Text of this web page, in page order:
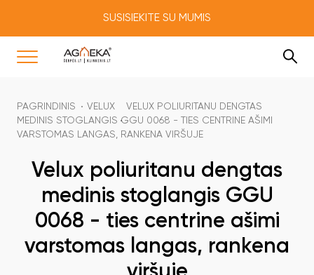
SUSISIEKITE SU MUMIS
PAGRINDINIS VELUX
VELUX POLIURITANU DENGTAS
MEDINIS STOGLANGIS GGU 0068 - TIES CENTRINE AŠIMI
VARSTOMAS LANGAS, RANKENA VIRŠUJE
Velux poliuritanu dengtas
medinis stoglangis GGU
0068 - ties centrine ašimi
varstomas langas, rankena